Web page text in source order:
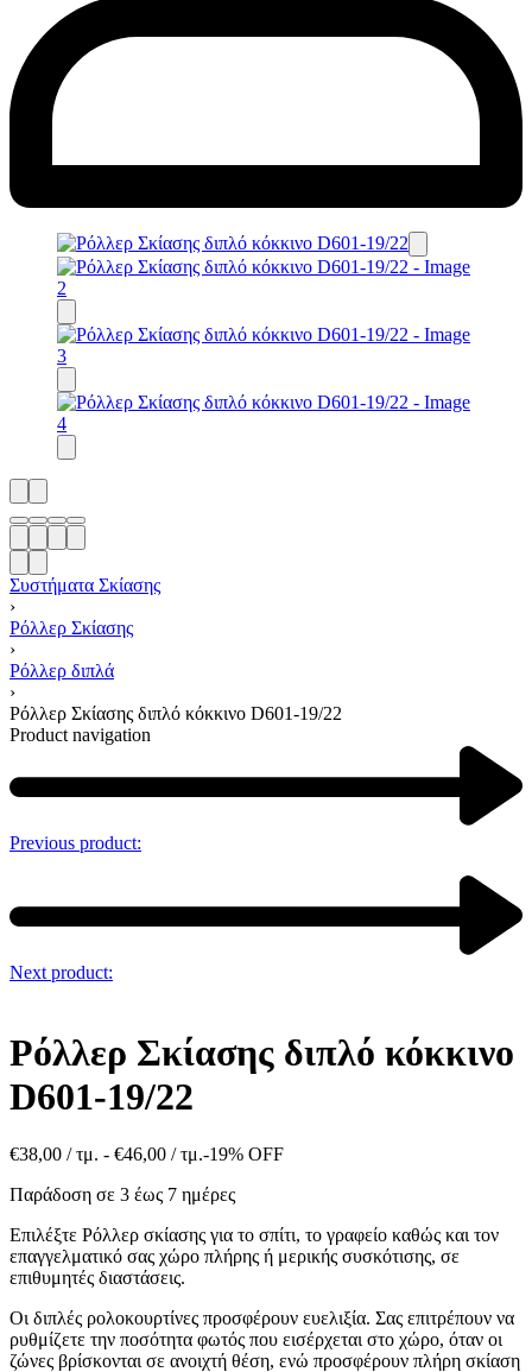
Συστήματα Σκίασης
›
Ρόλλερ Σκίασης
›
Ρόλλερ διπλά
›
Ρόλλερ Σκίασης διπλό κόκκινο D601-19/22
Product navigation
Previous product:
Next product:
Ρόλλερ Σκίασης διπλό κόκκινο
D601-19/22
€38,00 / τμ. - €46,00 / τμ.-19% OFF
Παράδοση σε 3 έως 7 ημέρες
Επιλέξτε Ρόλλερ σκίασης για το σπίτι, το γραφείο καθώς και τον
επαγγελματικό σας χώρο πλήρης ή μερικής συσκότισης, σε
επιθυμητές διαστάσεις.
Οι διπλές ρολοκουρτίνες προσφέρουν ευελιξία. Σας επιτρέπουν να
ρυθμίζετε την ποσότητα φωτός που εισέρχεται στο χώρο, όταν οι
ζώνες βρίσκονται σε ανοιχτή θέση, ενώ προσφέρουν πλήρη σκίαση